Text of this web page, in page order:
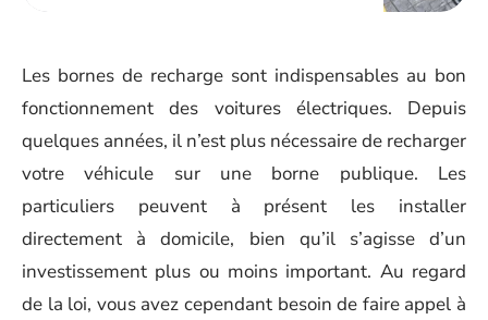
Les bornes de recharge sont indispensables au bon
fonctionnement des voitures électriques. Depuis
quelques années, il n’est plus nécessaire de recharger
votre véhicule sur une borne publique. Les
particuliers peuvent à présent les installer
directement à domicile, bien qu’il s’agisse d’un
investissement plus ou moins important. Au regard
de la loi, vous avez cependant besoin de faire appel à